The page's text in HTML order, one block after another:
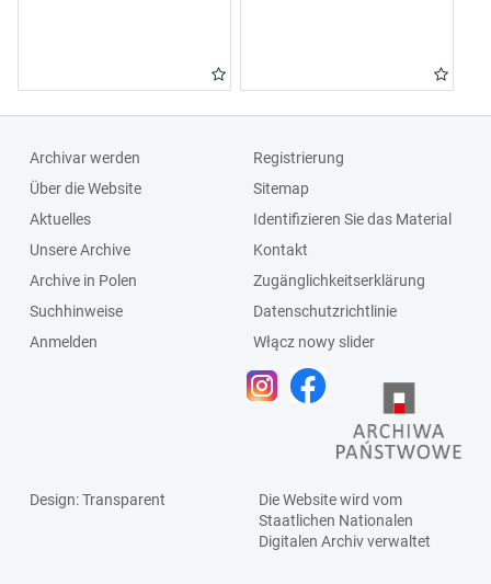
Archivar werden
Über die Website
Aktuelles
Unsere Archive
Archive in Polen
Suchhinweise
Anmelden
Registrierung
Sitemap
Identifizieren Sie das Material
Kontakt
Zugänglichkeitserklärung
Datenschutzrichtlinie
Włącz nowy slider
Design: Transparent
Die Website wird vom
Staatlichen Nationalen
Digitalen Archivverwaltet